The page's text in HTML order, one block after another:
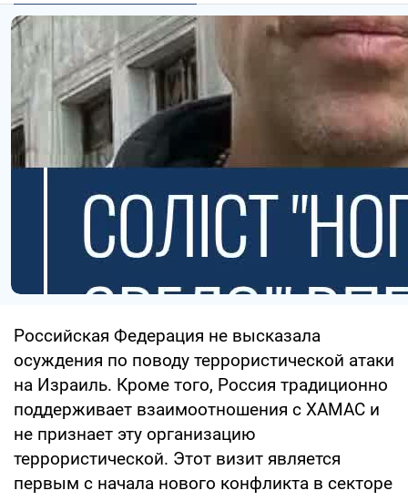
Российская Федерация не высказала
осуждения по поводу террористической атаки
на Израиль. Кроме того, Россия традиционно
поддерживает взаимоотношения с ХАМАС и
не признает эту организацию
террористической. Этот визит является
первым с начала нового конфликта в секторе